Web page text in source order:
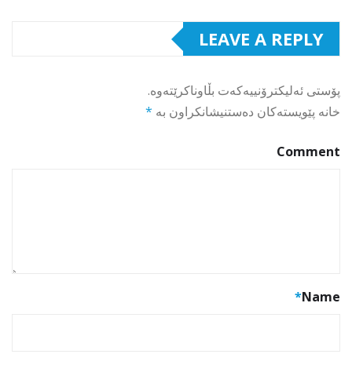
LEAVE A REPLY
پۆستی ئەلیکترۆنییەکەت بڵاوناکرێتەوە.
خانە پێویستەکان دەستنیشانکراون بە *
Comment
Name
*